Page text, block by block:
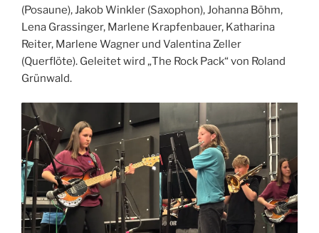
(Posaune), Jakob Winkler (Saxophon), Johanna Böhm,
Lena Grassinger, Marlene Krapfenbauer, Katharina
Reiter, Marlene Wagner und Valentina Zeller
(Querflöte). Geleitet wird „The Rock Pack“ von Roland
Grünwald.